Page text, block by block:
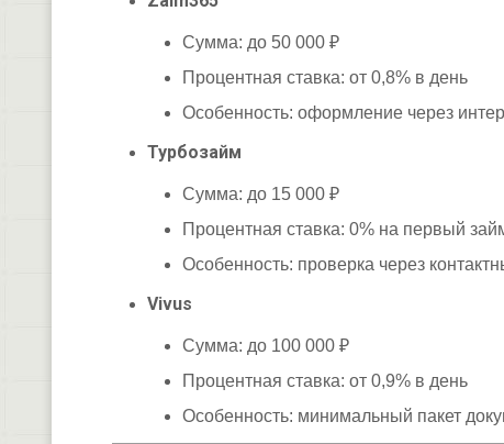
Сумма: до 50 000 ₽
Процентная ставка: от 0,8% в день
Особенность: оформление через
Турбозайм
Сумма: до 15 000 ₽
Процентная ставка: 0% на первый
Особенность: проверка через
Vivus
Сумма: до 100 000 ₽
Процентная ставка: от 0,9% в день
Особенность: минимальный пакет